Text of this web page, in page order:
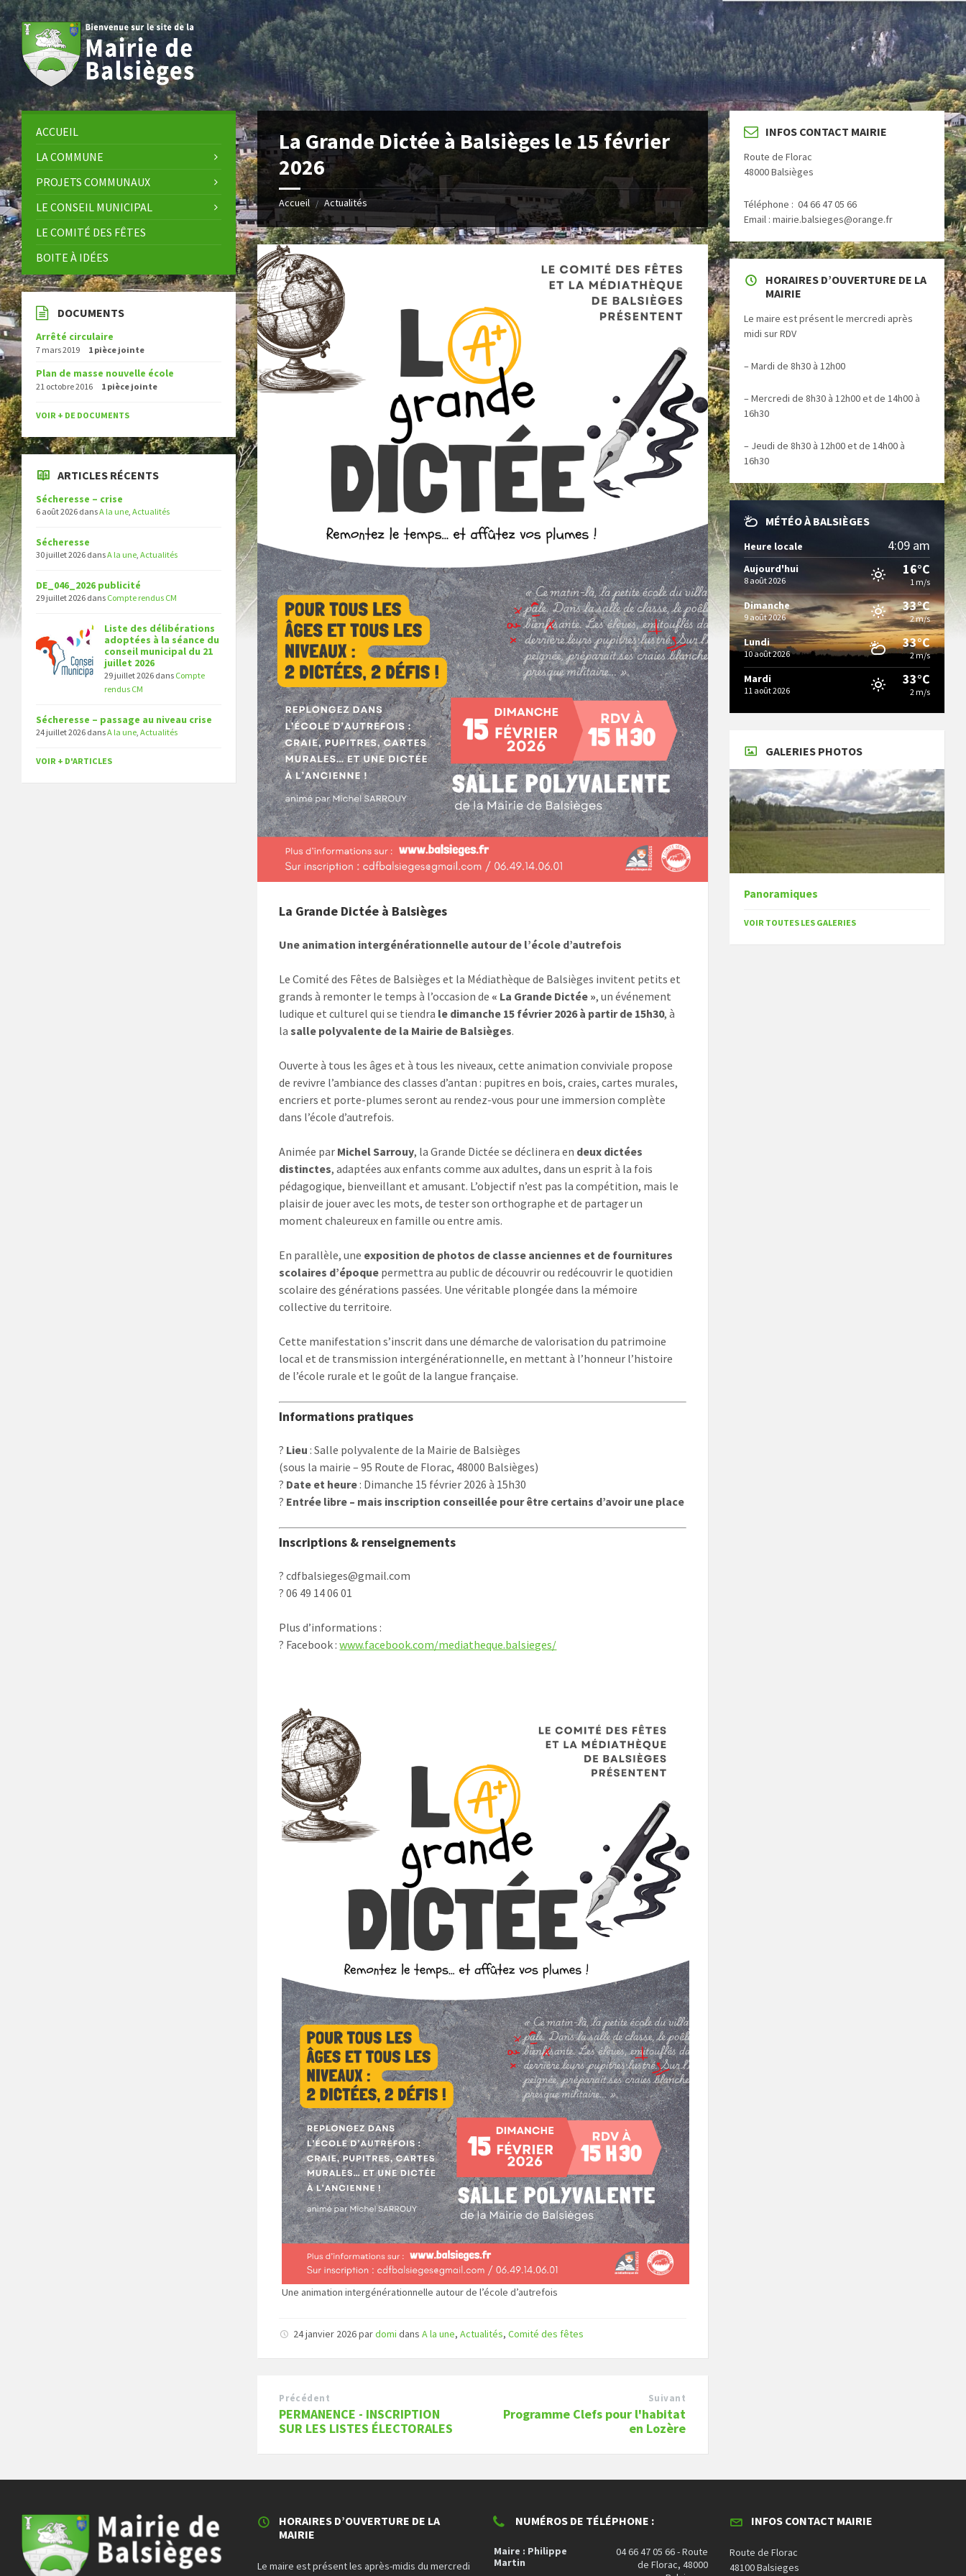
Skip
to
content
Skip
to
left
sidebar
Skip
to
right
sidebar
Skip
to
footer
La Grande Dictée à Balsièges le 15 février
2026
Accueil / Actualités
La Grande Dictée à Balsièges
Une animation intergénérationnelle autour de l’école d’autrefois
Le Comité des Fêtes de Balsièges et la Médiathèque de Balsièges invitent petits et
grands à remonter le temps à l’occasion de « La Grande Dictée », un événement
ludique et culturel qui se tiendra le dimanche 15 février 2026 à partir de 15h30, à
lasalle polyvalente de la Mairie de Balsièges.
Ouverte à tous les âges et à tous les niveaux, cette animation conviviale propose
de revivre l’ambiance des classes d’antan : pupitres en bois, craies, cartes murales,
encriers et porte-plumes seront au rendez-vous pour une immersion complète
dans l’école d’autrefois.
Animée par Michel Sarrouy, la Grande Dictée se déclinera en deux dictées
distinctes, adaptées aux enfants comme aux adultes, dans un esprit à la fois
pédagogique, bienveillant et amusant. L’objectif n’est pas la compétition, mais le
plaisir de jouer avec les mots, de tester son orthographe et de partager un
moment chaleureux en famille ou entre amis.
En parallèle, une exposition de photos de classe anciennes et de fournitures
scolaires d’époque permettra au public de découvrir ou redécouvrir le quotidien
scolaire des générations passées. Une véritable plongée dans la mémoire
collective du territoire.
Cette manifestation s’inscrit dans une démarche de valorisation du patrimoine
local et de transmission intergénérationnelle, en mettant à l’honneur l’histoire
de l’école rurale et le goût de la langue française.
Informations pratiques
? Lieu : Salle polyvalente de la Mairie de Balsièges
(sous la mairie – 95 Route de Florac, 48000 Balsièges)
? Date et heure : Dimanche 15 février 2026 à 15h30
? Entrée libre – mais inscription conseillée pour être certains d’avoir une place
Inscriptions & renseignements
? cdfbalsieges@gmail.com
? 06 49 14 06 01
Plus d’informations :
? Facebook :www.facebook.com/mediatheque.balsieges/
Une animation intergénérationnelle autour de l’école d’autrefois
24 janvier 2026pardomi dansA la une,Actualités,Comité des fêtes
Précédent
PERMANENCE - INSCRIPTION
SUR LES LISTES ÉLECTORALES
Suivant
Programme Clefs pour l'habitat
en Lozère
ACCUEIL
LA COMMUNE
PROJETS COMMUNAUX
LE CONSEIL MUNICIPAL
LE COMITÉ DES FÊTES
BOITE À IDÉES
DOCUMENTS
Arrêté circulaire
7 mars 2019 1 pièce jointe
Plan de masse nouvelle école
21 octobre 2016 1 pièce jointe
VOIR + DE DOCUMENTS
ARTICLES RÉCENTS
Sécheresse – crise
6 août 2026 dansA la une Actualités
Sécheresse
30 juillet 2026 dansA la une Actualités
DE_046_2026 publicité
29 juillet 2026 dans Compte rendus CM
Liste des délibérations
adoptées à la séance du
conseil municipal du 21
juillet 2026
29 juillet 2026 dans Compte
rendus CM
Sécheresse – passage au niveau crise
24 juillet 2026 dansA la une Actualités
VOIR + D'ARTICLES
INFOS CONTACT MAIRIE
Route de Florac
48000 Balsièges
Téléphone : 04 66 47 05 66
Email : mairie.balsieges@orange.fr
HORAIRES D’OUVERTURE DE LA
MAIRIE
Le maire est présent le mercredi après
midi sur RDV
– Mardi de 8h30 à 12h00
– Mercredi de 8h30 à 12h00 et de 14h00 à
16h30
– Jeudi de 8h30 à 12h00 et de 14h00 à
16h30
MÉTÉO À BALSIÈGES
Heure locale 4:09 am
Aujourd'hui
8 août 2026
16°C
1 m/s
Dimanche
9 août 2026
33°C
2 m/s
Lundi
10 août 2026
33°C
2 m/s
Mardi
11 août 2026
33°C
2 m/s
GALERIES PHOTOS
Panoramiques
VOIR TOUTES LES GALERIES
HORAIRES D’OUVERTURE DE LA
MAIRIE
Le maire est présent les après-midis du mercredi
NUMÉROS DE TÉLÉPHONE :
Maire : Philippe
Martin
04 66 47 05 66 - Route
de Florac, 48000
INFOS CONTACT MAIRIE
Route de Florac
48100 Balsieges